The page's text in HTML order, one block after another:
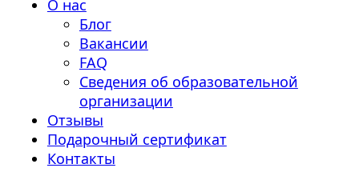
О нас
Блог
Вакансии
FAQ
Сведения об образовательной
организации
Отзывы
Подарочный сертификат
Контакты